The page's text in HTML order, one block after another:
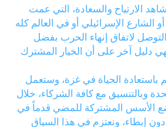
الارتياح والسعادة، التي عمت
الإسرائيلي أو في العالم كله
لاتفاق إنهاء الحرب بفضل
دليل آخر على أن الخيار المشترك
باستعادة الحياة في غزة، وستعمل
وبالتنسيق مع كافة الشركاء، خلال
الأسس المشتركة للمضي قدماً في
دون إبطاء، ونعتزم في هذا السياق